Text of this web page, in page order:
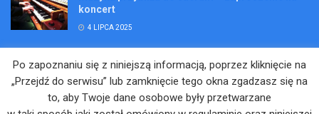
koncert
4 LIPCA 2025
Kopalniane Ekspedycje
Po zapoznaniu się z niniejszą informacją, poprzez kliknięcie na
„Przejdź do serwisu” lub zamknięcie tego okna zgadzasz się na
to, aby Twoje dane osobowe były przetwarzane